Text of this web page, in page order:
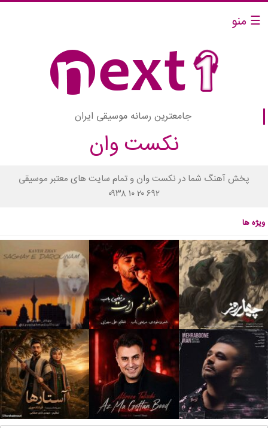
☰ منو
جامعترین رسانه موسیقی ایران
نکست وان
پخش آهنگ شما در نکست وان و تمام سایت های معتبر موسیقی
۰۹۳۸ ۱۰ ۲۰ ۶۹۲
ویژه ها